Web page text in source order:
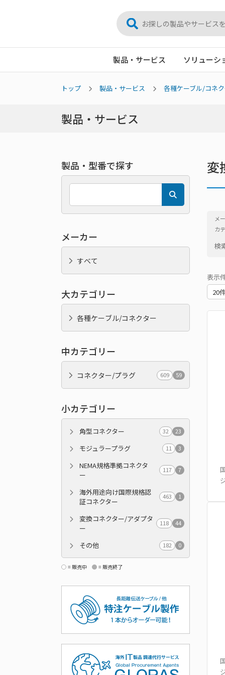
製品・サービス ソリューシ
トップ 製品・サービス 各種ケーブル/コネ
製品・サービス
変
メ
カ
検
表示
製品・型番で探す
メーカー
すべて
大カテゴリー
各種ケーブル/コネクター
中カテゴリー
コネクター/プラグ 609 59
小カテゴリー
角型コネクター 32 23
モジュラープラグ 11 3
NEMA規格準拠コネクタ
ー
117 7
海外用途向け国際規格認
証コネクター
463 1
変換コネクター/アダプタ
ー
118 44
その他 182 0
= 販売中 = 販売終了